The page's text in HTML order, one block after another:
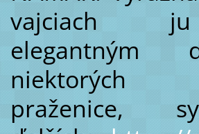
vajciach
elegantným
niektorých
praženice,